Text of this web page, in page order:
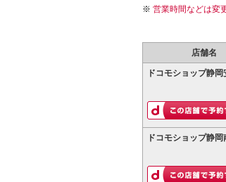
営業時間などは変
店舗名
ドコモショップ静岡
ドコモショップ静岡